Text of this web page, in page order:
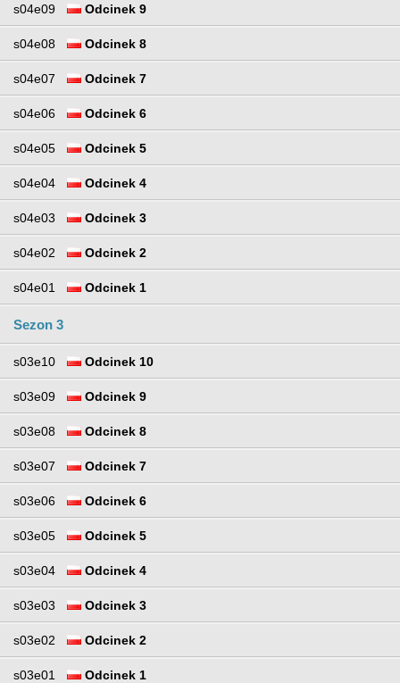
s04e09 Odcinek 9
s04e08 Odcinek 8
s04e07 Odcinek 7
s04e06 Odcinek 6
s04e05 Odcinek 5
s04e04 Odcinek 4
s04e03 Odcinek 3
s04e02 Odcinek 2
s04e01 Odcinek 1
Sezon 3
s03e10 Odcinek 10
s03e09 Odcinek 9
s03e08 Odcinek 8
s03e07 Odcinek 7
s03e06 Odcinek 6
s03e05 Odcinek 5
s03e04 Odcinek 4
s03e03 Odcinek 3
s03e02 Odcinek 2
s03e01 Odcinek 1